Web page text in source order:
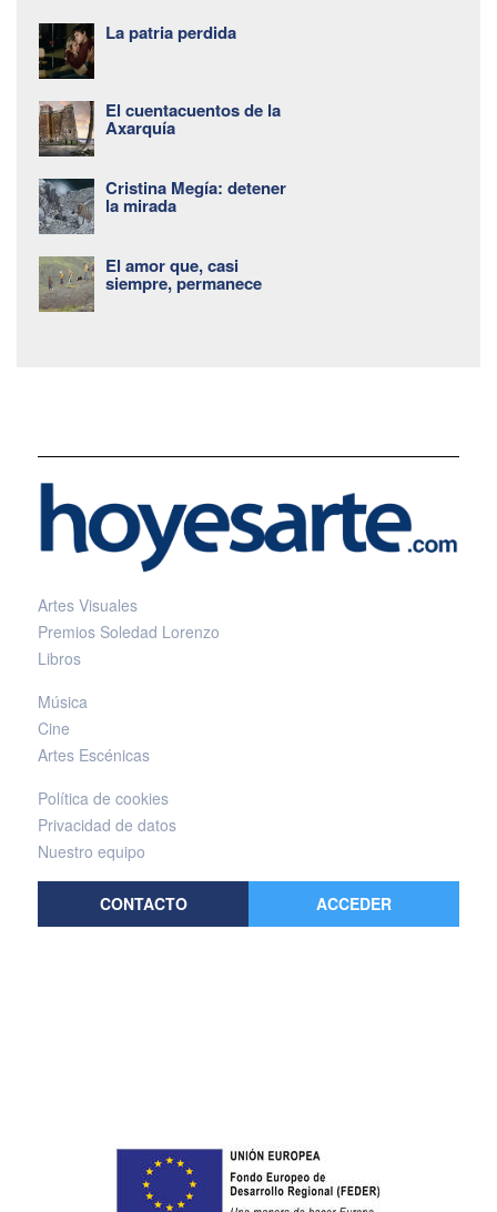
La patria perdida
El cuentacuentos de la
Axarquía
Cristina Megía: detener
la mirada
El amor que, casi
siempre, permanece
Artes Visuales
Premios Soledad Lorenzo
Libros
Música
Cine
Artes Escénicas
Política de cookies
Privacidad de datos
Nuestro equipo
CONTACTO ACCEDER